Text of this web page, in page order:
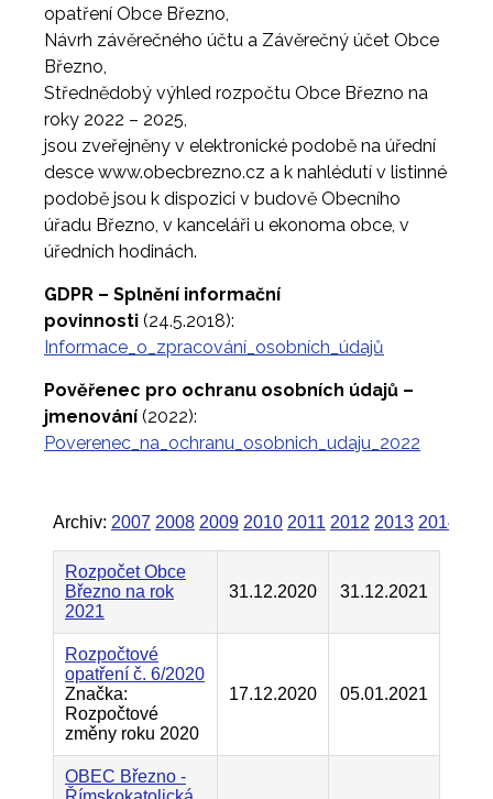
opatření Obce Březno,
Návrh závěrečného účtu a Závěrečný účet Obce
Březno,
Střednědobý výhled rozpočtu Obce Březno na
roky 2022 – 2025,
jsou zveřejněny v elektronické podobě na úřední
desce www.obecbrezno.cz a k nahlédutí v listinné
podobě jsou k dispozici v budově Obecního
úřadu Březno, v kanceláři u ekonoma obce, v
úředních hodinách.
GDPR – Splnění informační
povinnosti (24.5.2018):
Informace_o_zpracování_osobních_údajů
Pověřenec pro ochranu osobních údajů –
jmenování (2022):
Poverenec_na_ochranu_osobnich_udaju_2022